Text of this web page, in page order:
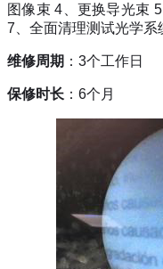
图像束 4 、更换导光束 5
7 、全面清理测试光学系
维修周期 ： 3个工作日
保修时长 ： 6个月